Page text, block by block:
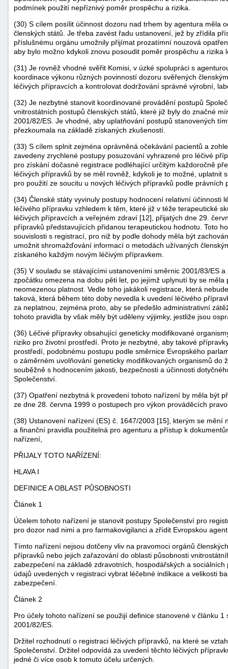
podmínek použití nepříznivý poměr prospěchu a rizika.
(30) S cílem posílit účinnost dozoru nad trhem by agentura měla
členských států. Je třeba zavést řadu ustanovení, jež by zřídila
příslušnému orgánu umožnily přijímat prozatímní nouzová
aby bylo možno kdykoli znovu posoudit poměr prospěchu a rizika
(31) Je rovněž vhodné svěřit Komisi, v úzké spolupráci s
koordinace výkonu různých povinností dozoru svěřených
léčivých přípravcích a kontrolovat dodržování správné výrobní,
(32) Je nezbytné stanovit koordinované provádění postupů
vnitrostátních postupů členských států, které již byly do značné
2001/82/ES. Je vhodné, aby uplatňování postupů stanovených
přezkoumala na základě získaných zkušeností.
(33) S cílem splnit zejména oprávněná očekávání pacientů a
zavedeny zrychlené postupy posuzování vyhrazené pro léčivé
pro získání dočasné registrace podléhající určitým každoročně
léčivých přípravků by se měl rovněž, kdykoli je to možné, uplatnit
pro použití ze soucitu u nových léčivých přípravků podle právních
(34) Členské státy vyvinuly postupy hodnocení relativní účinnosti
léčivého přípravku vzhledem k těm, které již v téže terapeutické
léčivých přípravcích a veřejném zdraví [12], přijatých dne 29.
přípravků představujících přidanou terapeutickou hodnotu. Toto
souvislosti s registrací, pro niž by podle dohody měla být
umožnit shromažďování informací o metodách užívaných
získaného každým novým léčivým přípravkem.
(35) V souladu se stávajícími ustanoveními směrnic 2001/83/ES
zpočátku omezena na dobu pěti let, po jejímž uplynutí by se
neomezenou platnost. Vedle toho jakákoli registrace, která
taková, která během této doby nevedla k uvedení léčivého
za neplatnou, zejména proto, aby se předešlo administrativní
tohoto pravidla by však měly být uděleny výjimky, jestliže jsou
(36) Léčivé přípravky obsahující geneticky modifikované
riziko pro životní prostředí. Proto je nezbytné, aby takové
prostředí, podobnému postupu podle směrnice Evropského
o záměrném uvolňování geneticky modifikovaných organismů do
souběžně s hodnocením jakosti, bezpečnosti a účinnosti
Společenství.
(37) Opatření nezbytná k provedení tohoto nařízení by měla být
ze dne 28. června 1999 o postupech pro výkon prováděcích
(38) Ustanovení nařízení (ES) č. 1647/2003 [15], kterým se mění
a finanční pravidla použitelná pro agenturu a přístup k
nařízení,
PŘIJALY TOTO NAŘÍZENÍ:
HLAVA I
DEFINICE A OBLAST PŮSOBNOSTI
Článek 1
Účelem tohoto nařízení je stanovit postupy Společenství pro
pro dozor nad nimi a pro farmakovigilanci a zřídit Evropskou
Tímto nařízení nejsou dotčeny vliv na pravomoci orgánů
přípravků nebo jejich zařazování do oblasti působnosti
zabezpečení na základě zdravotních, hospodářských a
údajů uvedených v registraci vybrat léčebné indikace a velikosti
zabezpečení.
Článek 2
Pro účely tohoto nařízení se použijí definice stanovené v článku
2001/82/ES.
Držitel rozhodnutí o registraci léčivých přípravků, na které se
Společenství. Držitel odpovídá za uvedení těchto léčivých
jedné či více osob k tomuto účelu určených.